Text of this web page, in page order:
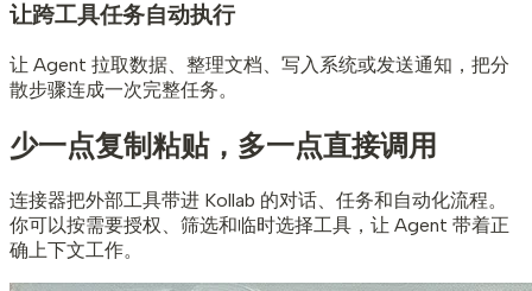
让跨工具任务自动执行
让 Agent 拉取数据、整理文档、写入系统或发送通知，把分
散步骤连成一次完整任务。
少一点复制粘贴， 多一点直接调用
连接器把外部工具带进 Kollab 的对话、任务和自动化流程。
你可以按需要授权、筛选和临时选择工具，让 Agent 带着正
确上下文工作。